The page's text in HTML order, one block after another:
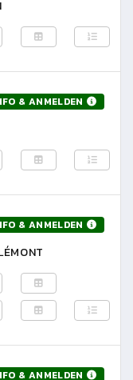
& ANMELDEN
& ANMELDEN
& ANMELDEN